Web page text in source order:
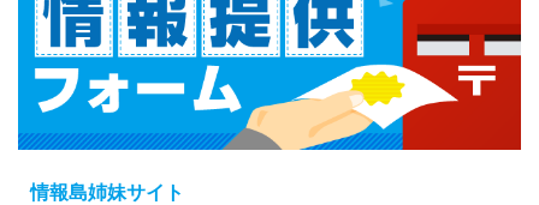
情報島姉妹サイト